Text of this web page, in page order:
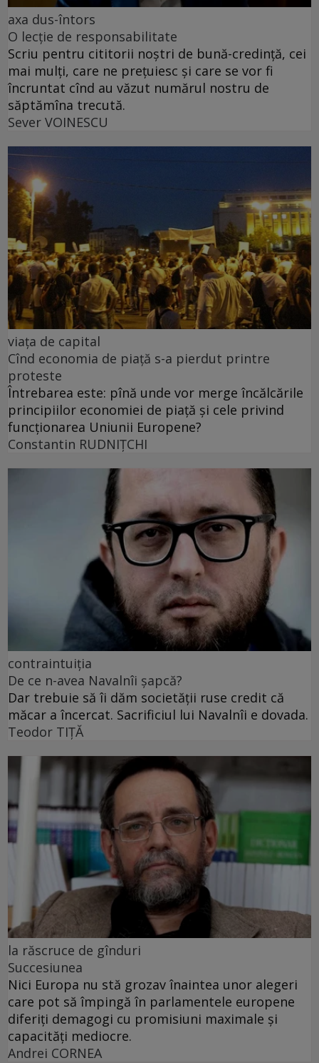
axa dus-întors
O lecție de responsabilitate
Scriu pentru cititorii noștri de bună-credință, cei
mai mulți, care ne prețuiesc și care se vor fi
încruntat cînd au văzut numărul nostru de
săptămîna trecută.
Sever VOINESCU
viața de capital
Cînd economia de piață s-a pierdut printre
proteste
Întrebarea este: pînă unde vor merge încălcările
principiilor economiei de piață și cele privind
funcționarea Uniunii Europene?
Constantin RUDNIŢCHI
contraintuiția
De ce n-avea Navalnîi șapcă?
Dar trebuie să îi dăm societății ruse credit că
măcar a încercat. Sacrificiul lui Navalnîi e dovada.
Teodor TIŢĂ
la răscruce de gînduri
Succesiunea
Nici Europa nu stă grozav înaintea unor alegeri
care pot să împingă în parlamentele europene
diferiți demagogi cu promisiuni maximale și
capacități mediocre.
Andrei CORNEA